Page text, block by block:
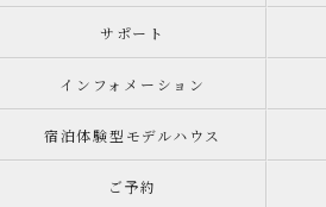
サポート
インフォメーション
宿泊体験型モデルハウス
ご予約